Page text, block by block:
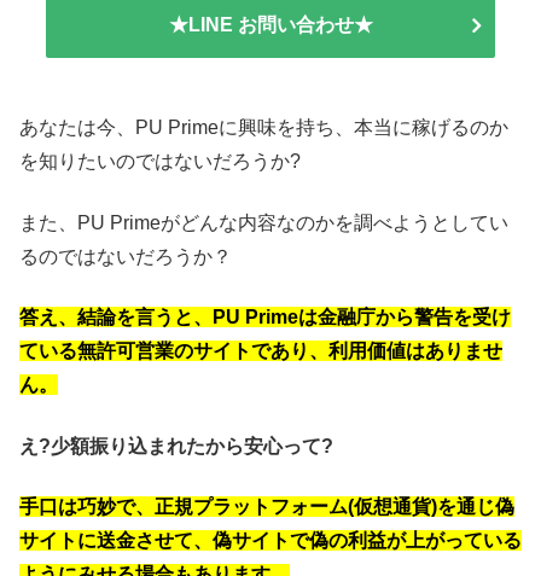
★LINE お問い合わせ★
あなたは今、PU Primeに興味を持ち、本当に稼げるのか
を知りたいのではないだろうか?
また、PU Primeがどんな内容なのかを調べようとしてい
るのではないだろうか？
答え、結論を言うと、PU Primeは金融庁から警告を受け
ている無許可営業のサイトであり、利用価値はありませ
ん。
え?少額振り込まれたから安心って?
手口は巧妙で、 正規プラットフォーム(仮想通貨)を通じ偽
サイトに送金させて、偽サイトで偽の利益が上がっている